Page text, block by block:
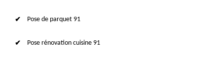
Pose de parquet 91
Pose rénovation cuisine 91